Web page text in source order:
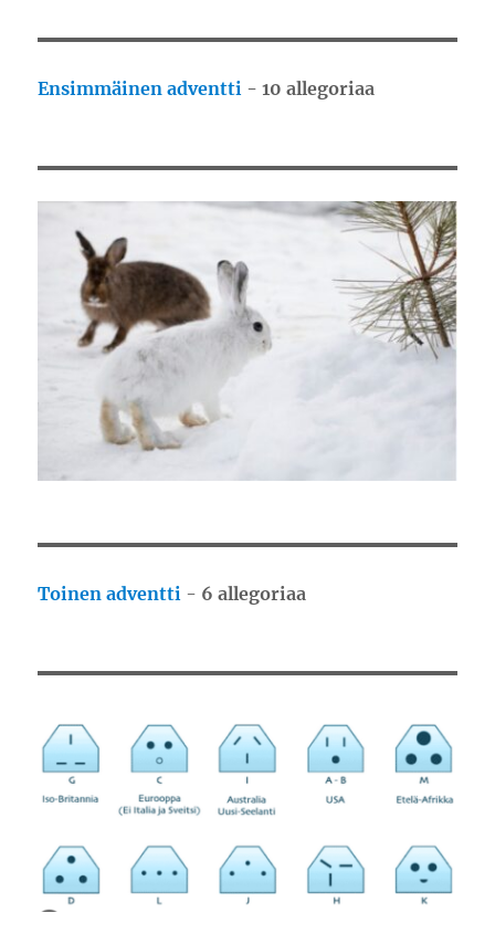
Ensimmäinen adventti - 10 allegoriaa
Toinen adventti - 6 allegoriaa